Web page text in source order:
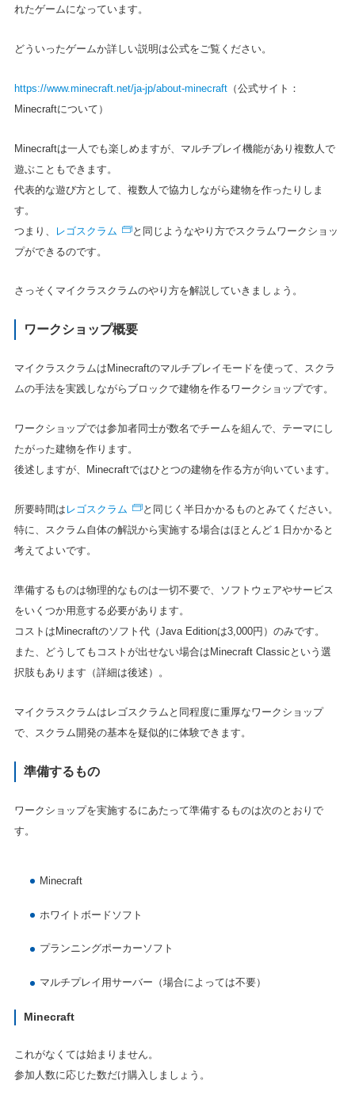
れたゲームになっています。
どういったゲームか詳しい説明は公式をご覧ください。
https://www.minecraft.net/ja-jp/about-minecraft（公式サイト：
Minecraftについて）
Minecraftは一人でも楽しめますが、マルチプレイ機能があり複数人で
遊ぶこともできます。
代表的な遊び方として、複数人で協力しながら建物を作ったりしま
す。
つまり、
レゴスクラム
と同じようなやり方でスクラムワークショッ
プができるのです。
さっそくマイクラスクラムのやり方を解説していきましょう。
ワークショップ概要
マイクラスクラムはMinecraftのマルチプレイモードを使って、スクラ
ムの手法を実践しながらブロックで建物を作るワークショップです。
ワークショップでは参加者同士が数名でチームを組んで、テーマにし
たがった建物を作ります。
後述しますが、Minecraftではひとつの建物を作る方が向いています。
所要時間は レゴスクラム
と同じく半日かかるものとみてください。
特に、スクラム自体の解説から実施する場合はほとんど１日かかると
考えてよいです。
準備するものは物理的なものは一切不要で、ソフトウェアやサービス
をいくつか用意する必要があります。
コストはMinecraftのソフト代（Java Editionは3,000円）のみです。
また、どうしてもコストが出せない場合はMinecraft Classicという選
択肢もあります（詳細は後述）。
マイクラスクラムはレゴスクラムと同程度に重厚なワークショップ
で、スクラム開発の基本を疑似的に体験できます。
準備するもの
ワークショップを実施するにあたって準備するものは次のとおりで
す。
Minecraft
ホワイトボードソフト
プランニングポーカーソフト
マルチプレイ用サーバー（場合によっては不要）
Minecraft
これがなくては始まりません。
参加人数に応じた数だけ購入しましょう。